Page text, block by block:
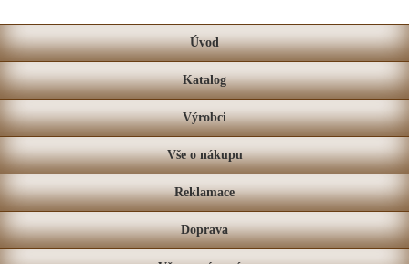
Úvod
Katalog
Výrobci
Vše o nákupu
Reklamace
Doprava